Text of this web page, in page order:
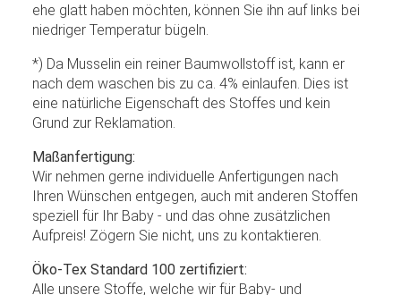
ehe glatt haben möchten, können Sie ihn auf links bei
niedriger Temperatur bügeln.
*) Da Musselin ein reiner Baumwollstoff ist, kann er
nach dem waschen bis zu ca. 4% einlaufen. Dies ist
eine natürliche Eigenschaft des Stoffes und kein
Grund zur Reklamation.
Maßanfertigung:
Wir nehmen gerne individuelle Anfertigungen nach
Ihren Wünschen entgegen, auch mit anderen Stoffen
speziell für Ihr Baby - und das ohne zusätzlichen
Aufpreis! Zögern Sie nicht, uns zu kontaktieren.
Öko-Tex Standard 100 zertifiziert:
Alle unsere Stoffe, welche wir für Baby- und